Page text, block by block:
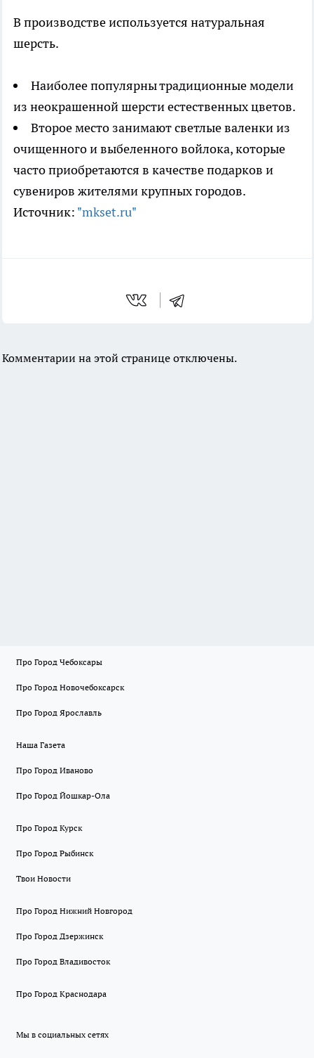
В производстве используется натуральная
шерсть.
Наиболее популярны традиционные модели
из неокрашенной шерсти естественных цветов.
Второе место занимают светлые валенки из
очищенного и выбеленного войлока, которые
часто приобретаются в качестве подарков и
сувениров жителями крупных городов.
Источник: "mkset.ru"
Комментарии на этой странице отключены.
Про Город Чебоксары
Про Город Новочебоксарск
Про Город Ярославль
Наша Газета
Про Город Иваново
Про Город Йошкар-Ола
Про Город Курск
Про Город Рыбинск
Твои Новости
Про Город Нижний Новгород
Про Город Дзержинск
Про Город Владивосток
Про Город Краснодара
Мы в социальных сетях